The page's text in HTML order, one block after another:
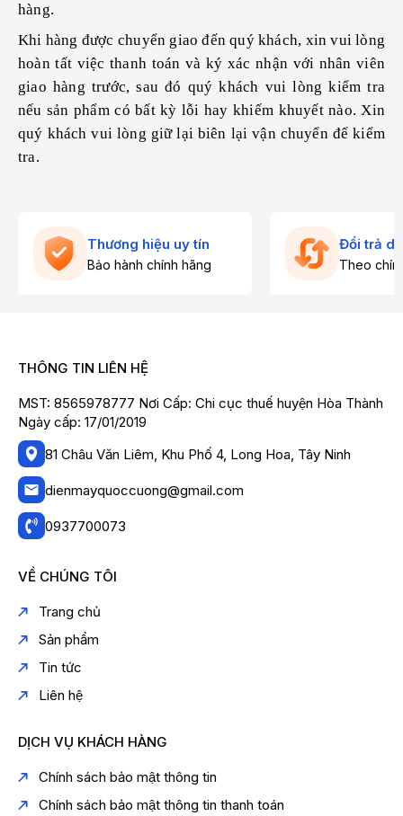
hàng.
Khi hàng được chuyển giao đến quý khách, xin vui lòng
hoàn tất việc thanh toán và ký xác nhận với nhân viên
giao hàng trước, sau đó quý khách vui lòng kiểm tra
nếu sản phẩm có bất kỳ lỗi hay khiếm khuyết nào. Xin
quý khách vui lòng giữ lại biên lại vận chuyển để kiểm
tra.
Thương hiệu uy tín
Bảo hành chính hãng
Đổi trả
Theo
THÔNG TIN LIÊN HỆ
MST: 8565978777 Nơi Cấp: Chi cục thuế huyện Hòa Thành
Ngày cấp: 17/01/2019
81 Châu Văn Liêm, Khu Phố 4, Long Hoa, Tây Ninh
dienmayquoccuong@gmail.com
0937700073
VỀ CHÚNG TÔI
Trang chủ
Sản phẩm
Tin tức
Liên hệ
DỊCH VỤ KHÁCH HÀNG
Chính sách bảo mật thông tin
Chính sách bảo mật thông tin thanh toán